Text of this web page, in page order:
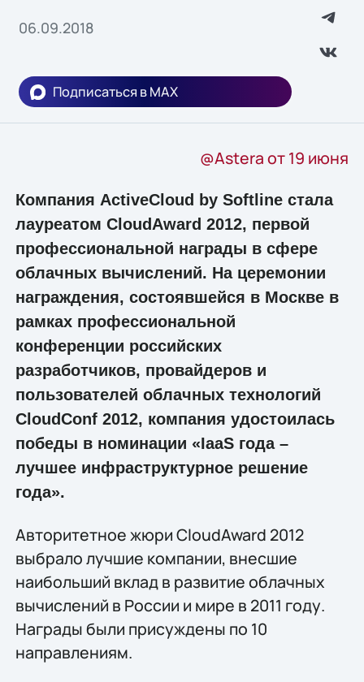
06.09.2018
Подписаться в MAX
@Astera от 19 июня
Компания ActiveCloud by Softline стала
лауреатом CloudAward 2012, первой
профессиональной награды в сфере
облачных вычислений. На церемонии
награждения, состоявшейся в Москве в
рамках профессиональной
конференции российских
разработчиков, провайдеров и
пользователей облачных технологий
CloudConf 2012, компания удостоилась
победы в номинации «IaaS года –
лучшее инфраструктурное решение
года».
Авторитетное жюри CloudAward 2012
выбрало лучшие компании, внесшие
наибольший вклад в развитие облачных
вычислений в России и мире в 2011 году.
Награды были присуждены по 10
направлениям.